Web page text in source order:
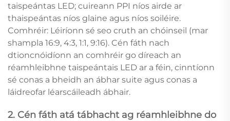
taispeántas LED; cuireann PPI níos airde ar
thaispeántas níos glaine agus níos soiléire.
Comhréir: Léiríonn sé seo cruth an chóinseil (mar
shampla 16:9, 4:3, 1:1, 9:16). Cén fáth nach
dtioncnóidíonn an comhréir go díreach an
réamhleibhne taispeántais LED ar a féin, cinntíonn
sé conas a bheidh an ábhar suite agus conas a
láidreofar léarscáileadh ábhair.
2. Cén fáth atá tábhacht ag réamhleibhne do